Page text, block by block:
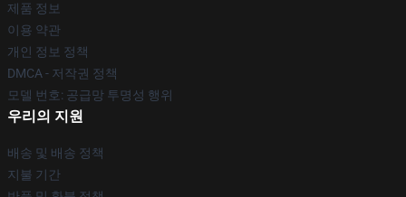
제품 정보
이용 약관
개인 정보 정책
DMCA - 저작권 정책
모델 번호: 공급망 투명성 행위
우리의 지원
배송 및 배송 정책
지불 기간